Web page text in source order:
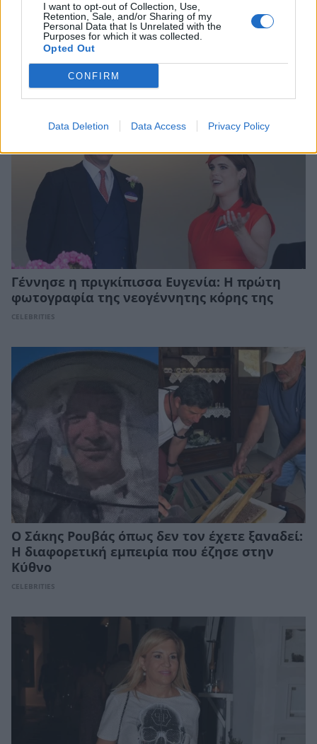
I want to opt-out of Collection, Use,
Retention, Sale, and/or Sharing of my
Personal Data that Is Unrelated with the
Purposes for which it was collected.
Opted Out
CONFIRM
Data Deletion Data Access Privacy Policy
προβολή του επεισοδίου με τον Ηλία Ψινάκη
– «Όποιος με δει έξω και πιστεύει κάτι
τέτοιο για εμένα ας μου το πει»
CELEBRITIES
Γέννησε η πριγκίπισσα Ευγενία: Η πρώτη
φωτογραφία της νεογέννητης κόρης της
CELEBRITIES
Ο Σάκης Ρουβάς όπως δεν τον έχετε ξαναδεί:
Η διαφορετική εμπειρία που έζησε στην
Κύθνο
CELEBRITIES